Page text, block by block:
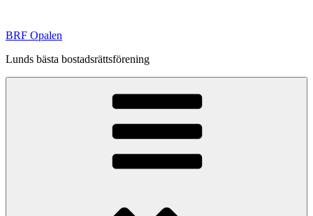
innehåll
BRF Opalen
Lunds bästa bostadsrättsförening